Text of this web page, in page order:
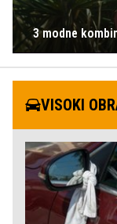
3 modne
VISOKI